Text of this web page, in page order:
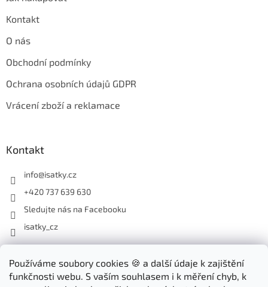
Používáme soubory cookies 🍪 a další údaje k zajištění
funkčnosti webu. S vaším souhlasem i k měření chyb, k
Kontakt
O nás
Obchodní podmínky
Ochrana osobních údajů GDPR
Vrácení zboží a reklamace
Kontakt
info@isatky.cz
+420 737 639 630
Sledujte nás na Facebooku
isatky_cz
Odebírat newsletter